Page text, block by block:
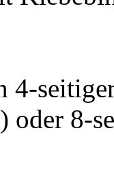
oder 8-